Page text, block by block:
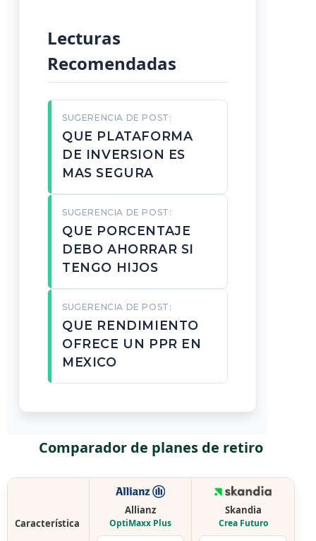
Lecturas
Recomendadas
SUGERENCIA DE POST:
QUE PLATAFORMA
DE INVERSION ES
MAS SEGURA
SUGERENCIA DE POST:
QUE PORCENTAJE
DEBO AHORRAR SI
TENGO HIJOS
SUGERENCIA DE POST:
QUE RENDIMIENTO
OFRECE UN PPR EN
MEXICO
Comparador de planes de retiro
Característica
Allianz
OptiMaxx Plus
Skandia
Crea Futuro